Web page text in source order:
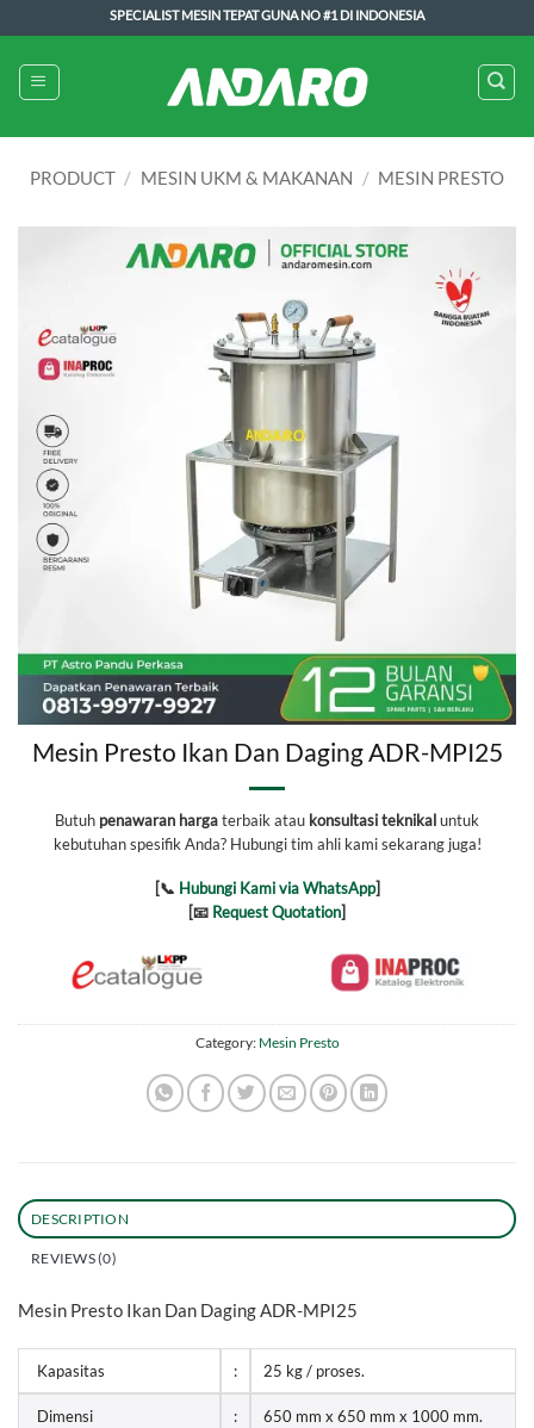
to
content
SPECIALIST MESIN TEPAT GUNA NO #1 DI INDONESIA
PRODUCT / MESIN UKM & MAKANAN / MESIN PRESTO
Mesin Presto Ikan Dan Daging ADR-MPI25
Butuh penawaran hargaterbaik atau konsultasi teknikaluntuk
kebutuhan spesifik Anda? Hubungi tim ahli kami sekarang juga!
[📞 Hubungi Kami via WhatsApp]
[📧 Request Quotation]
Category: Mesin Presto
DESCRIPTION
REVIEWS (0)
Mesin Presto Ikan Dan Daging ADR-MPI25
Kapasitas : 25 kg / proses.
Dimensi : 650 mm x 650 mm x 1000 mm.